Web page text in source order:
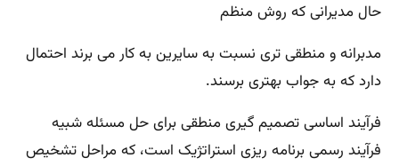
حال مدیرانی که روش منظم
مدبرانه و منطقی تری نسبت به سایرین به کار می برند احتمال
دارد که به جواب بهتری برسند.
فرآیند اساسی تصمیم گیری منطقی برای حل مسئله شبیه
فرآیند رسمی برنامه ریزی استراتژیک است، که مراحل تشخیص